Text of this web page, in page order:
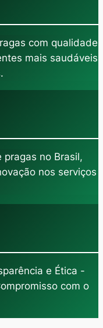
com qualidade
mais saudáveis
no Brasil,
nos serviços
e Ética -
com o